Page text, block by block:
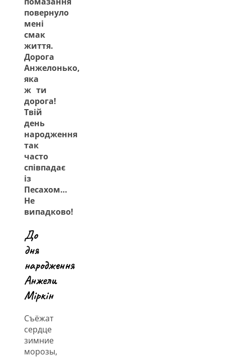
повернуло
мені
смак
життя.
Дорога
Анжелонько,
яка
ж ти
дорога!
Твій
день
народження
так
часто
співпадає
із
Песахом…
Не
випадково!
До
дня
народження
Анжели
Міркін
Съёжат
сердце
зимние
морозы,